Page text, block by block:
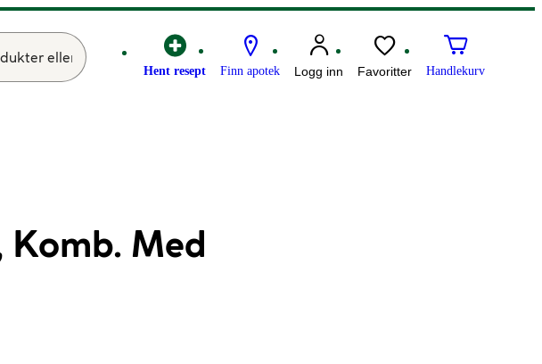
Hent resept Finn apotek Logg inn Favoritter Handlekurv
Med